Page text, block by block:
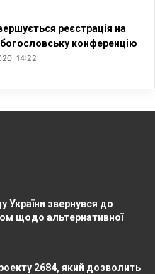
реєстрація на
конференцію
14:22
України звернувся до
щодо альтернативної
2684, який дозволить